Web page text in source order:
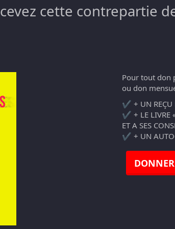
cette contrepartie
Pour tout don
ou don
✔️ + UN REÇU
✔️ + LE LIVRE
ET A SES
✔️ + UN